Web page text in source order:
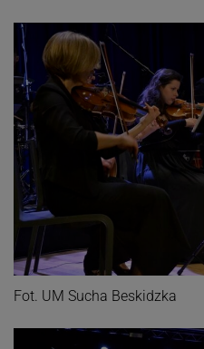
Fot. UM Sucha Beskidzka